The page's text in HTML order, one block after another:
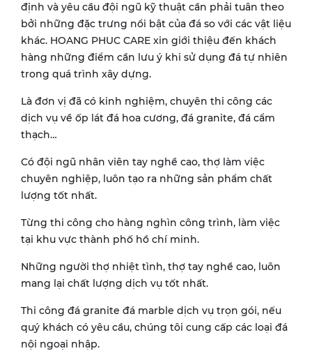
định và yêu cầu đội ngũ kỹ thuật cần phải tuân theo
bởi những đặc trưng nổi bật của đá so với các vật liệu
khác. HOANG PHUC CARE xin giới thiệu đến khách
hàng những điểm cần lưu ý khi sử dụng đá tự nhiên
trong quá trình xây dựng.
Là đơn vị đã có kinh nghiệm, chuyên thi công các
dịch vụ về ốp lát đá hoa cương, đá granite, đá cẩm
thạch…
Có đội ngũ nhân viên tay nghề cao, thợ làm việc
chuyên nghiệp, luôn tạo ra những sản phẩm chất
lượng tốt nhất.
Từng thi công cho hàng nghìn công trình, làm việc
tại khu vực thành phố hồ chí minh.
Những người thợ nhiệt tình, thợ tay nghề cao, luôn
mang lại chất lượng dịch vụ tốt nhất.
Thi công đá granite đá marble dịch vụ trọn gói, nếu
quý khách có yêu cầu, chúng tôi cung cấp các loại đá
nội ngoại nhập.